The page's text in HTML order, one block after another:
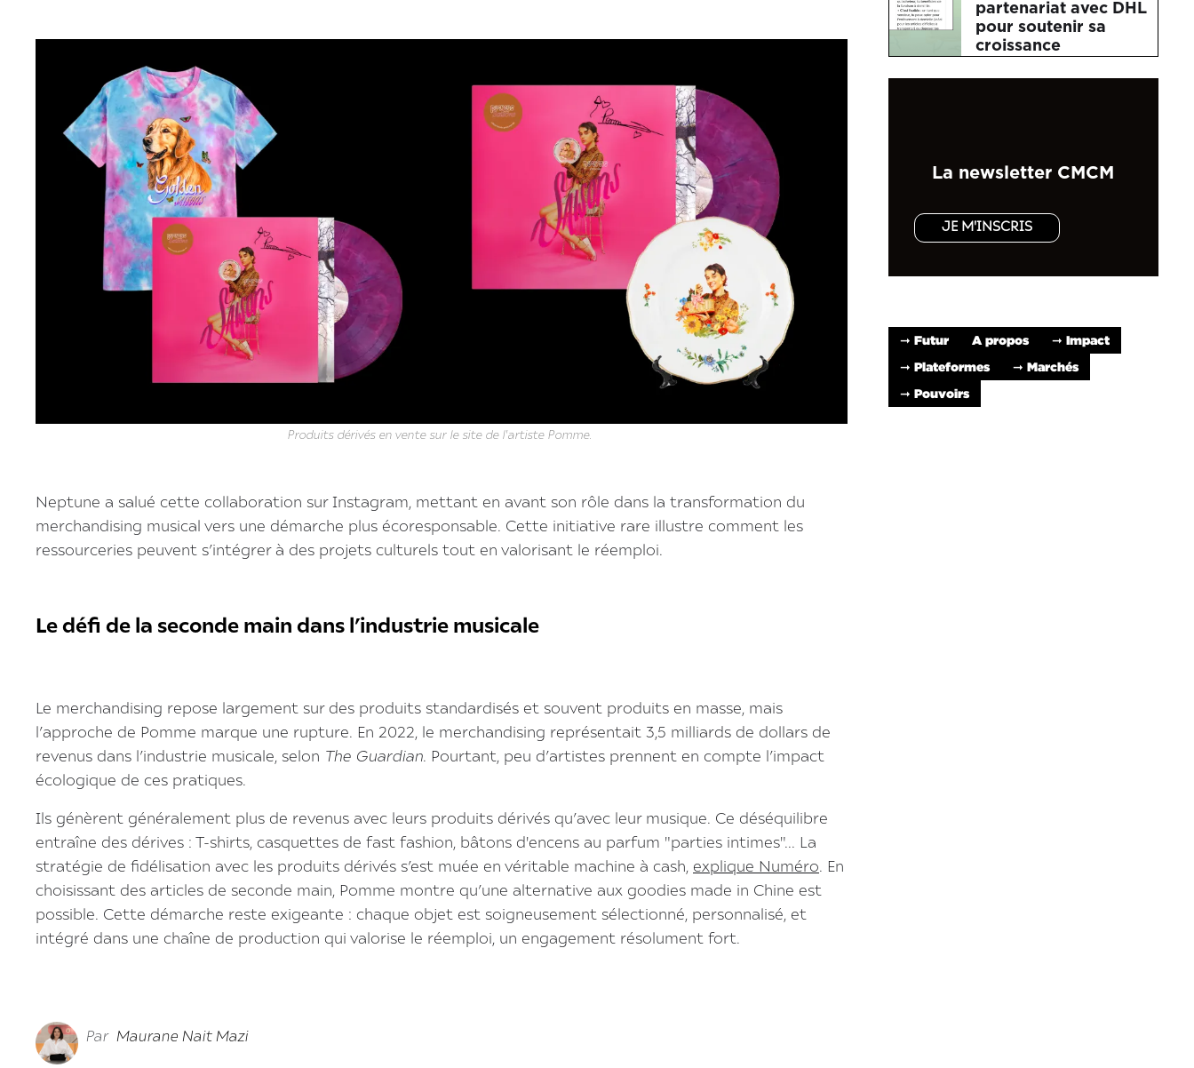
Produits dérivés en vente sur le site de l'artiste Pomme.
Neptune a salué cette collaboration sur Instagram, mettant en avant son rôle dans la transformation du
merchandising musical vers une démarche plus écoresponsable. Cette initiative rare illustre comment les
ressourceries peuvent s’intégrer à des projets culturels tout en valorisant le réemploi. ‍
Le défi de la seconde main dans l’industrie musicale
Le merchandising repose largement sur des produits standardisés et souvent produits en masse, mais
l’approche de Pomme marque une rupture. En 2022, le merchandising représentait 3,5 milliards de dollars de
revenus dans l’industrie musicale, selon The Guardian. Pourtant, peu d’artistes prennent en compte l’impact
écologique de ces pratiques.
Ils génèrent généralement plus de revenus avec leurs produits dérivés qu’avec leur musique. Ce déséquilibre
entraîne des dérives : T-shirts, casquettes de fast fashion, bâtons d'encens au parfum "parties intimes"... La
stratégie de fidélisation avec les produits dérivés s’est muée en véritable machine à cash, explique Numéro. En
choisissant des articles de seconde main, Pomme montre qu’une alternative aux goodies made in Chine est
possible. Cette démarche reste exigeante : chaque objet est soigneusement sélectionné, personnalisé, et
intégré dans une chaîne de production qui valorise le réemploi, un engagement résolument fort.
Par Maurane Nait Mazi
partenariat avec DHL
pour soutenir sa
croissance
La newsletter CMCM
JE M'INSCRIS
➞ Futur A propos
➞ Impact
➞ Plateformes
➞ Marchés
➞ Pouvoirs